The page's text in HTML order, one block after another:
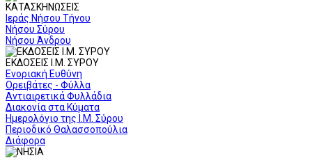
ΚΑΤΑΣΚΗΝΩΣΕΙΣ
Ιεράς Νήσου Τήνου
Νήσου Σύρου
Νήσου Άνδρου
ΕΚΔΟΣΕΙΣ Ι.Μ. ΣΥΡΟΥ
Ενοριακή Ευθύνη
Ορειβάτες - Φύλλα
Αντιαιρετικά Φυλλάδια
Διακονία στα Κύματα
Ημερολόγιο της Ι.Μ. Σύρου
Περιοδικό Θαλασσοπούλια
Διάφορα